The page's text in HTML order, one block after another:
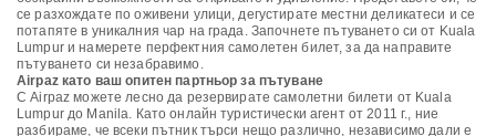
се разхождате по оживени улици, дегустирате местни деликатеси и се
потапяте в уникалния чар на града. Започнете пътуването си от Kuala
Lumpur и намерете перфектния самолетен билет, за да направите
пътуването си незабравимо.
Airpaz като ваш опитен партньор за пътуване
С Airpaz можете лесно да резервирате самолетни билети от Kuala
Lumpur до Manila. Като онлайн туристически агент от 2011 г., ние
разбираме, че всеки пътник търси нещо различно, независимо дали е